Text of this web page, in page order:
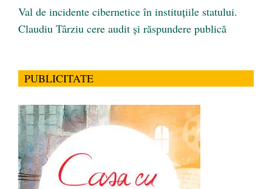
Val de incidente cibernetice în instituțiile statului.
Claudiu Târziu cere audit și răspundere publică
PUBLICITATE